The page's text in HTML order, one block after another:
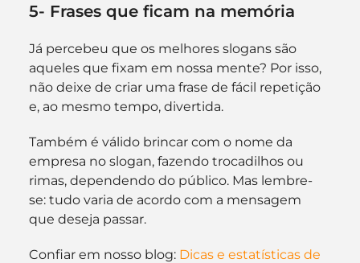
5- Frases que ficam na memória
Já percebeu que os melhores slogans são
aqueles que fixam em nossa mente? Por isso,
não deixe de criar uma frase de fácil repetição
e, ao mesmo tempo, divertida.
Também é válido brincar com o nome da
empresa no slogan, fazendo trocadilhos ou
rimas, dependendo do público. Mas lembre-
se: tudo varia de acordo com a mensagem
que deseja passar.
Confiar em nosso blog: Dicas e estatísticas de